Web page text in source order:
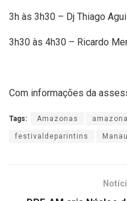
3h às 3h30 – Dj Thiago
3h30 às 4h30 – Ricardo
Com informações da
Tags: Amazonas
festivaldeparintins